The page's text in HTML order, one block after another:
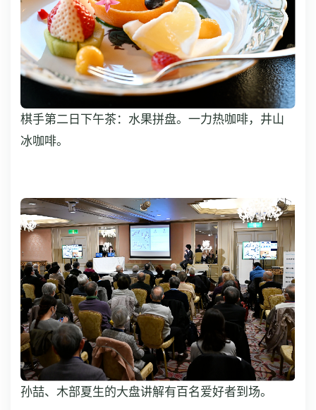
棋手第二日下午茶：水果拼盘。一力热咖啡，井山
冰咖啡。
孙喆、木部夏生的大盘讲解有百名爱好者到场。